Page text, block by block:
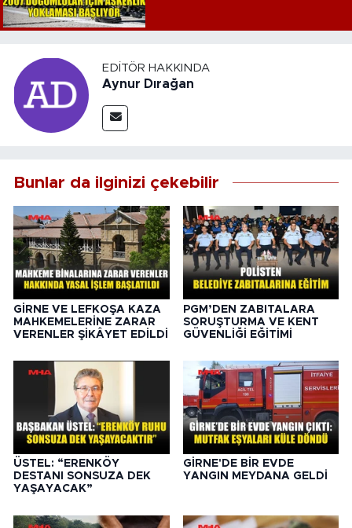
EDITÖR HAKKINDA
Aynur Dırağan
Bunlar da ilginizi çekebilir
GİRNE VE LEFKOŞA KAZA
MAHKEMELERİNE ZARAR
VERENLER ŞİKÂYET EDİLDİ
PGM’DEN ZABITALARA
SORUŞTURMA VE KENT
GÜVENLİĞİ EĞİTİMİ
ÜSTEL: “ERENKÖY
DESTANI SONSUZA DEK
YAŞAYACAK”
GİRNE'DE BİR EVDE
YANGIN MEYDANA GELDİ